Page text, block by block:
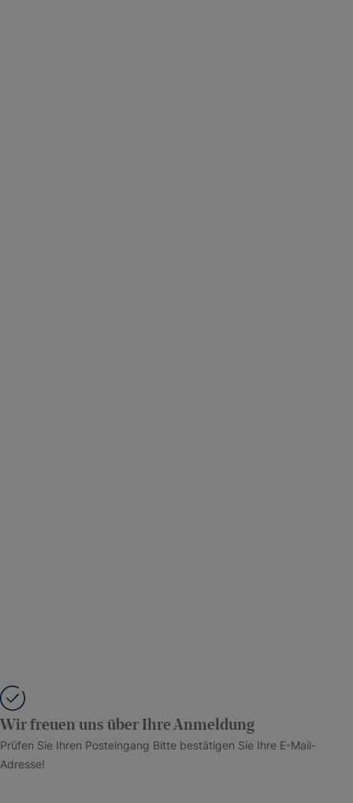
Wir freuen uns über Ihre Anmeldung
Prüfen Sie Ihren Posteingang Bitte bestätigen Sie Ihre E-Mail-
Adresse!